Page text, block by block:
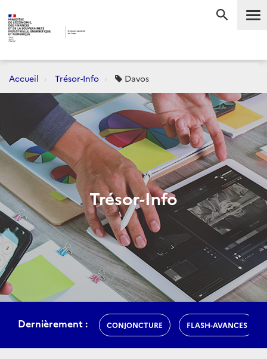
Accueil Trésor-Info Davos
Trésor-Info
Dernièrement : CONJONCTURE FLASH-AVANCES